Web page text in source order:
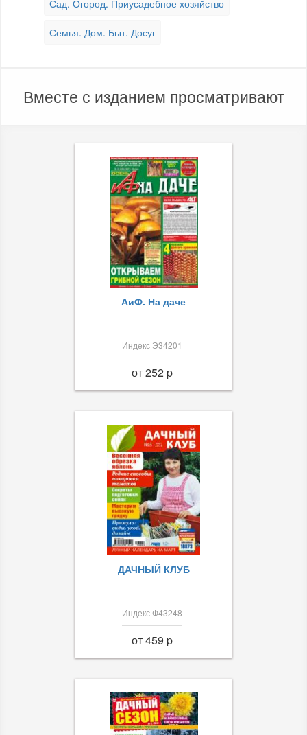
Сад. Огород. Приусадебное хозяйство
Семья. Дом. Быт. Досуг
Вместе с изданием просматривают
АиФ. На даче
Индекс Э34201
от 252 p
ДАЧНЫЙ КЛУБ
Индекс Ф43248
от 459 p